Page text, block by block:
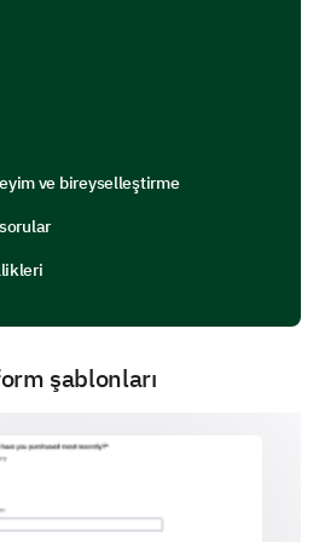
we could improve on?
and Choices
favorites would help us
dishes from our menu?
ve bireyselleştirme
şablonları